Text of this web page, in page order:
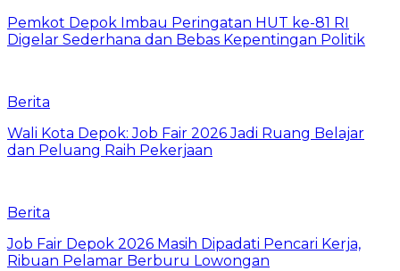
Pemkot Depok Imbau Peringatan HUT ke-81 RI
Digelar Sederhana dan Bebas Kepentingan Politik
Berita
Wali Kota Depok: Job Fair 2026 Jadi Ruang Belajar
dan Peluang Raih Pekerjaan
Berita
Job Fair Depok 2026 Masih Dipadati Pencari Kerja,
Ribuan Pelamar Berburu Lowongan